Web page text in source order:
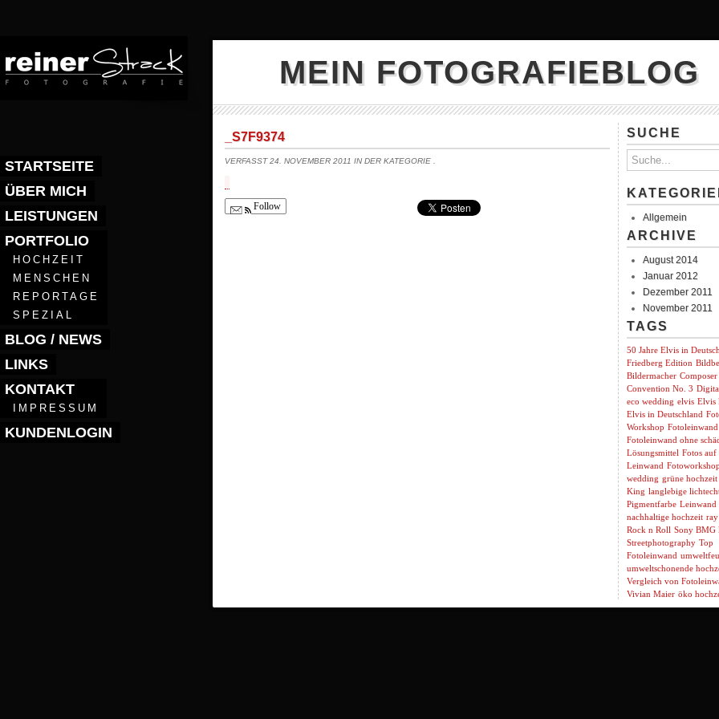
STARTSEITE
ÜBER MICH
LEISTUNGEN
PORTFOLIO
HOCHZEIT
MENSCHEN
REPORTAGE
SPEZIAL
BLOG / NEWS
LINKS
KONTAKT
IMPRESSUM
KUNDENLOGIN
MEIN FOTOGRAFIEBLOG
_S7F9374
VERFASST 24. NOVEMBER 2011 IN DER KATEGORIE
Follow
SUCHE
Allgemein
ARCHIVE
August 2014
Januar 2012
Dezember 2011
November 2011
TAGS
50 Jahre Elvis in
Friedberg Edition
Bildermacher Composer
Convention No. 3
eco wedding elvis Elvis
Elvis in Deutschland
Workshop Fotoleinwand
Fotoleinwand ohne
Lösungsmittel Fotos auf
Leinwand Fotoworkshop
wedding grüne hochzeit
King langlebige
Pigmentfarbe Leinwand
nachhaltige hochzeit ray
Rock n Roll Sony BMG
Streetphotography Top
Fotoleinwand
umweltschonende
Vergleich von
Vivian Maier öko